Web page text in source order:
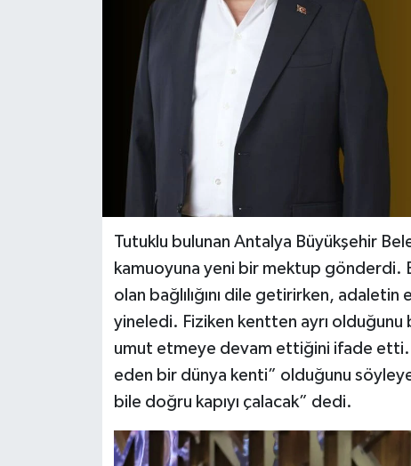
Tutuklu bulunan Antalya Büyükşehir
kamuoyuna yeni bir mektup gönderdi.
olan bağlılığını dile getirirken, adaletin
yineledi. Fiziken kentten ayrı
umut etmeye devam ettiğini ifade etti.
eden bir dünya kenti” olduğunu
bile doğru kapıyı çalacak” dedi.
Sağlık & Yaşam